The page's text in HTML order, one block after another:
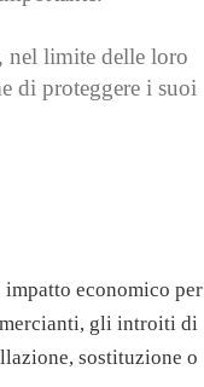
nel limite delle loro
di proteggere i suoi
economico per
gli introiti di
sostituzione o